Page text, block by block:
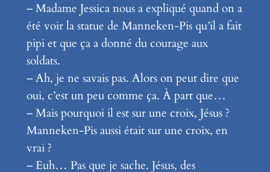
– Madame Jessica nous a expliqué quand on a
été voir la statue de Manneken-Pis qu’il a fait
pipi et que ça a donné du courage aux
soldats.
– Ah, je ne savais pas. Alors on peut dire que
oui, c’est un peu comme ça. À part que…
– Mais pourquoi il est sur une croix, Jésus ?
Manneken-Pis aussi était sur une croix, en
vrai ?
– Euh… Pas que je sache. Jésus, des